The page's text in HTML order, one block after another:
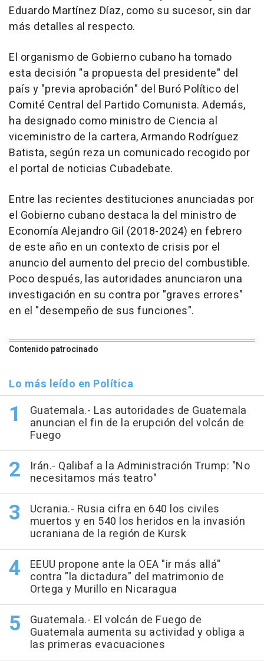
Eduardo Martínez Díaz, como su sucesor, sin dar
más detalles al respecto.
El organismo de Gobierno cubano ha tomado
esta decisión "a propuesta del presidente" del
país y "previa aprobación" del Buró Político del
Comité Central del Partido Comunista. Además,
ha designado como ministro de Ciencia al
viceministro de la cartera, Armando Rodríguez
Batista, según reza un comunicado recogido por
el portal de noticias Cubadebate.
Entre las recientes destituciones anunciadas por
el Gobierno cubano destaca la del ministro de
Economía Alejandro Gil (2018-2024) en febrero
de este año en un contexto de crisis por el
anuncio del aumento del precio del combustible.
Poco después, las autoridades anunciaron una
investigación en su contra por "graves errores"
en el "desempeño de sus funciones".
Contenido patrocinado
Lo más leído en Política
Guatemala.- Las autoridades de Guatemala
anuncian el fin de la erupción del volcán de
Fuego
Irán.- Qalibaf a la Administración Trump: "No
necesitamos más teatro"
Ucrania.- Rusia cifra en 640 los civiles
muertos y en 540 los heridos en la invasión
ucraniana de la región de Kursk
EEUU propone ante la OEA "ir más allá"
contra "la dictadura" del matrimonio de
Ortega y Murillo en Nicaragua
Guatemala.- El volcán de Fuego de
Guatemala aumenta su actividad y obliga a
las primeras evacuaciones